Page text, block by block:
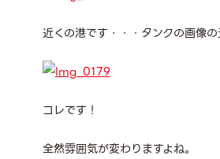
近くの港です・・・タンクの画像の
コレです！
全然雰囲気が変わりますよね。